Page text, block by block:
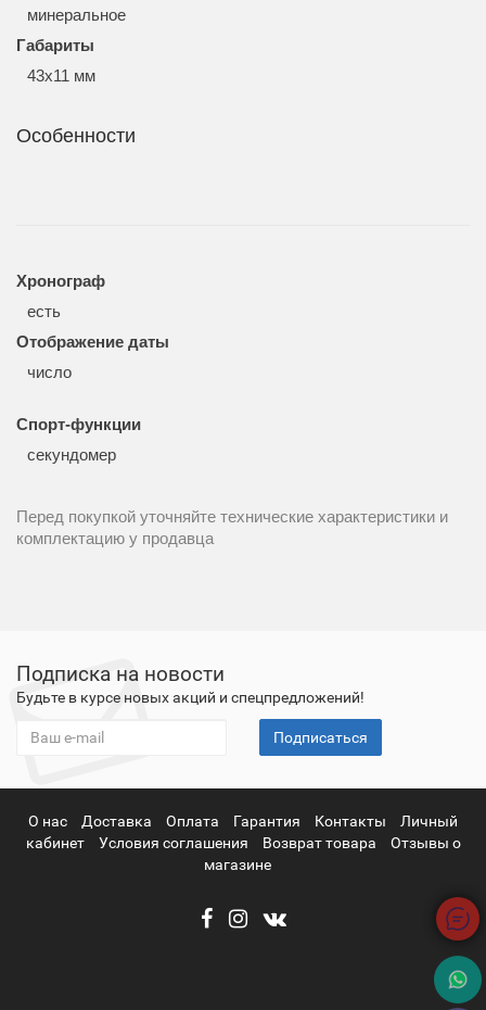
минеральное
Габариты
43x11 мм
Особенности
Хронограф
есть
Отображение даты
число
Спорт-функции
секундомер
Перед покупкой уточняйте технические характеристики и
комплектацию у продавца
Подписка на новости
Будьте в курсе новых акций и спецпредложений!
Подписаться
О нас Доставка Оплата Гарантия Контакты
Личный
кабинет
Условия соглашения Возврат товара
Отзывы о
магазине